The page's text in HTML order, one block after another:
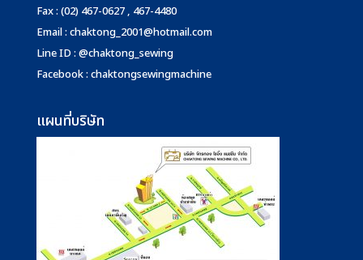
Fax : (02) 467-0627 , 467-4480
Email : chaktong_2001@hotmail.com
Line ID : @chaktong_sewing
Facebook : chaktongsewingmachine
แผนที่บริษัท